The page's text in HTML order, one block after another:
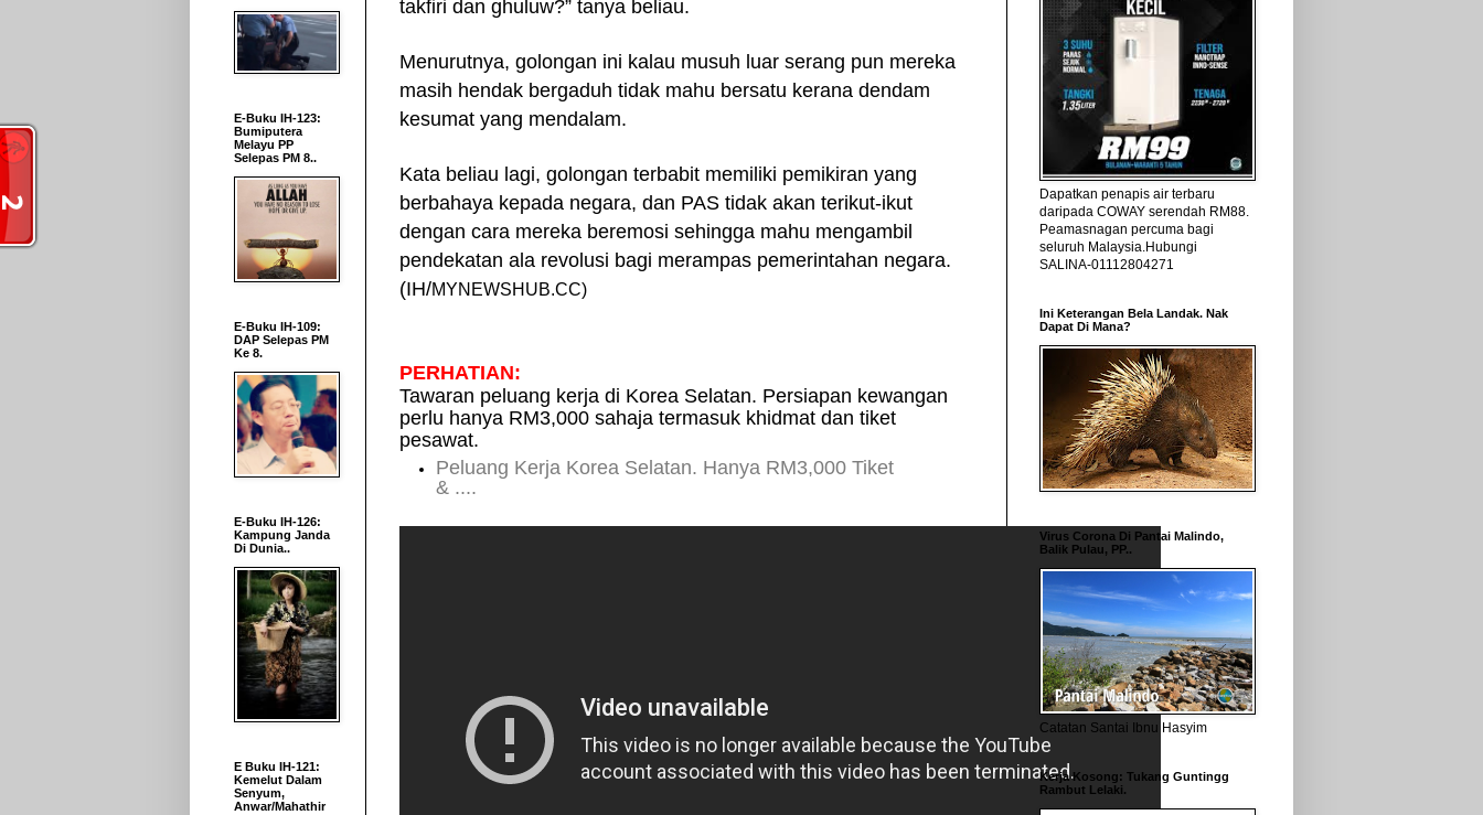
takfiri dan ghuluw?” tanya beliau.
Menurutnya, golongan ini kalau musuh luar serang pun mereka
masih hendak bergaduh tidak mahu bersatu kerana dendam
kesumat yang mendalam.
Kata beliau lagi, golongan terbabit memiliki pemikiran yang
berbahaya kepada negara, dan PAS tidak akan terikut-ikut
dengan cara mereka beremosi sehingga mahu mengambil
pendekatan ala revolusi bagi merampas pemerintahan negara.
(IH/MYNEWSHUB.CC)
PERHATIAN:
Tawaran peluang kerja di Korea Selatan. Persiapan kewangan
perlu hanya RM3,000 sahaja termasuk khidmat dan tiket
pesawat.
Peluang Kerja Korea Selatan. Hanya RM3,000 Tiket
& ....
E-Buku IH-123:
Bumiputera
Melayu PP
Selepas PM 8..
E-Buku IH-109:
DAP Selepas PM
Ke 8.
E-Buku IH-126:
Kampung Janda
Di Dunia..
E Buku IH-121:
Kemelut Dalam
Senyum,
Anwar/Mahathir
Dapatkan penapis air terbaru
daripada COWAY serendah RM88.
Peamasnagan percuma bagi
seluruh Malaysia.Hubungi
SALINA-01112804271
Ini Keterangan Bela Landak. Nak
Dapat Di Mana?
Virus Corona Di Pantai Malindo,
Balik Pulau, PP..
Catatan Santai Ibnu Hasyim
Kerja Kosong: Tukang Guntingg
Rambut Lelaki.